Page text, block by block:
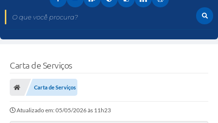
O que você procura?
Carta de Serviços
Carta de Serviços
Atualizado em: 05/05/2026 às 11h23